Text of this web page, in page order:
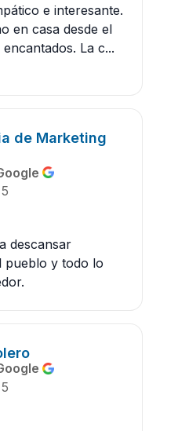
e interesante.
en casa desde el
La c...
de Marketing
descansar
pueblo y todo lo